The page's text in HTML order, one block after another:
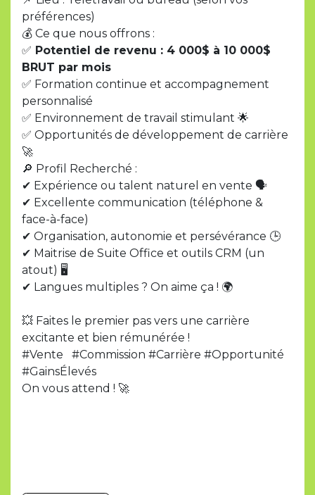
préférences)
💰 Ce que nous offrons :
✅ Potentiel de revenu : 4 000$ à 10 000$
BRUT par mois
✅ Formation continue et accompagnement
personnalisé
✅ Environnement de travail stimulant 🌟
✅ Opportunités de développement de carrière
🚀
🔎 Profil Recherché :
✔ Expérience ou talent naturel en vente 🗣
✔ Excellente communication (téléphone &
face-à-face)
✔ Organisation, autonomie et persévérance 🕒
✔ Maitrise de Suite Office et outils CRM (un
atout) 🖥
✔ Langues multiples ? On aime ça ! 🌍
💥 Faites le premier pas vers une carrière
excitante et bien rémunérée !
#Vente #Commission #Carrière #Opportunité
#GainsÉlevés
On vous attend ! 🚀